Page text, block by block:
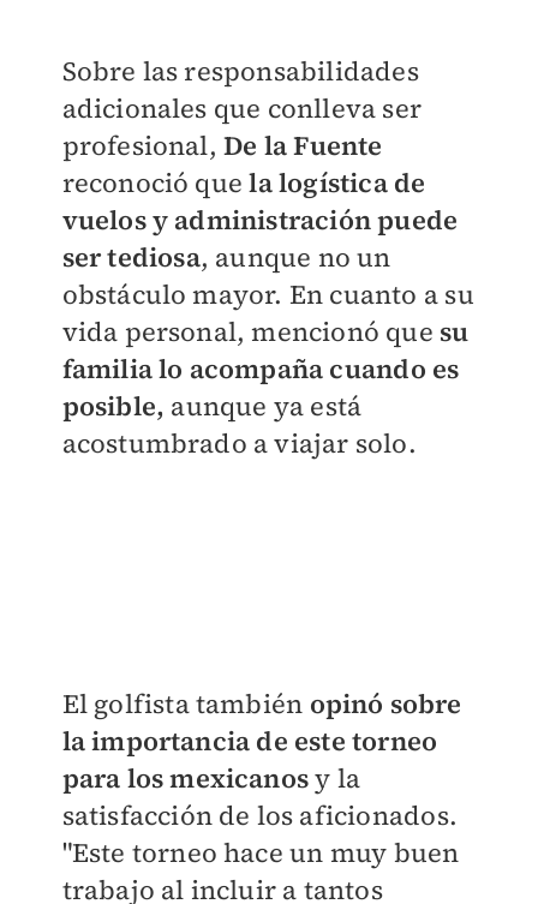
Sobre las responsabilidades
adicionales que conlleva ser
profesional, De la Fuente
reconoció que la logística de
vuelos y administración puede
ser tediosa, aunque no un
obstáculo mayor. En cuanto a su
vida personal, mencionó que su
familia lo acompaña cuando es
posible, aunque ya está
acostumbrado a viajar solo.
El golfista también opinó sobre
la importancia de este torneo
para los mexicanosy la
satisfacción de los aficionados.
"Este torneo hace un muy buen
trabajo al incluir a tantos